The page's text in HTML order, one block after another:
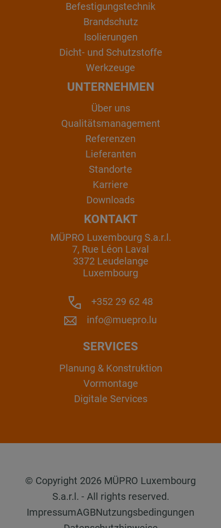
Befestigungstechnik
Brandschutz
Isolierungen
Dicht- und Schutzstoffe
Werkzeuge
UNTERNEHMEN
Über uns
Qualitätsmanagement
Referenzen
Lieferanten
Standorte
Karriere
Downloads
KONTAKT
MÜPRO Luxembourg S.a.r.l.
7, Rue Léon Laval
3372 Leudelange
Luxembourg
+352 29 62 48
info@muepro.lu
SERVICES
Planung & Konstruktion
Vormontage
Digitale Services
© Copyright 2026 MÜPRO Luxembourg
S.a.r.l. - All rights reserved.
ImpressumAGBNutzungsbedingungen